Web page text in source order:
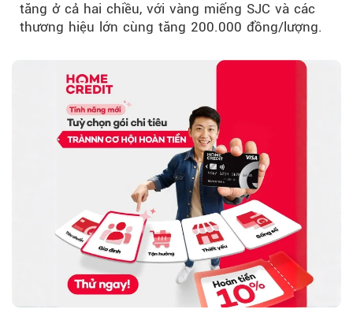
tăng ở cả hai chiều, với vàng miếng SJC và các
thương hiệu lớn cùng tăng 200.000 đồng/lượng.